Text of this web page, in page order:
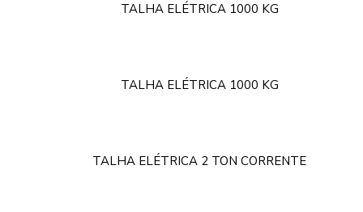
TALHA ELÉTRICA 1000 KG
TALHA ELÉTRICA 1000 KG
TALHA ELÉTRICA 2 TON CORRENTE